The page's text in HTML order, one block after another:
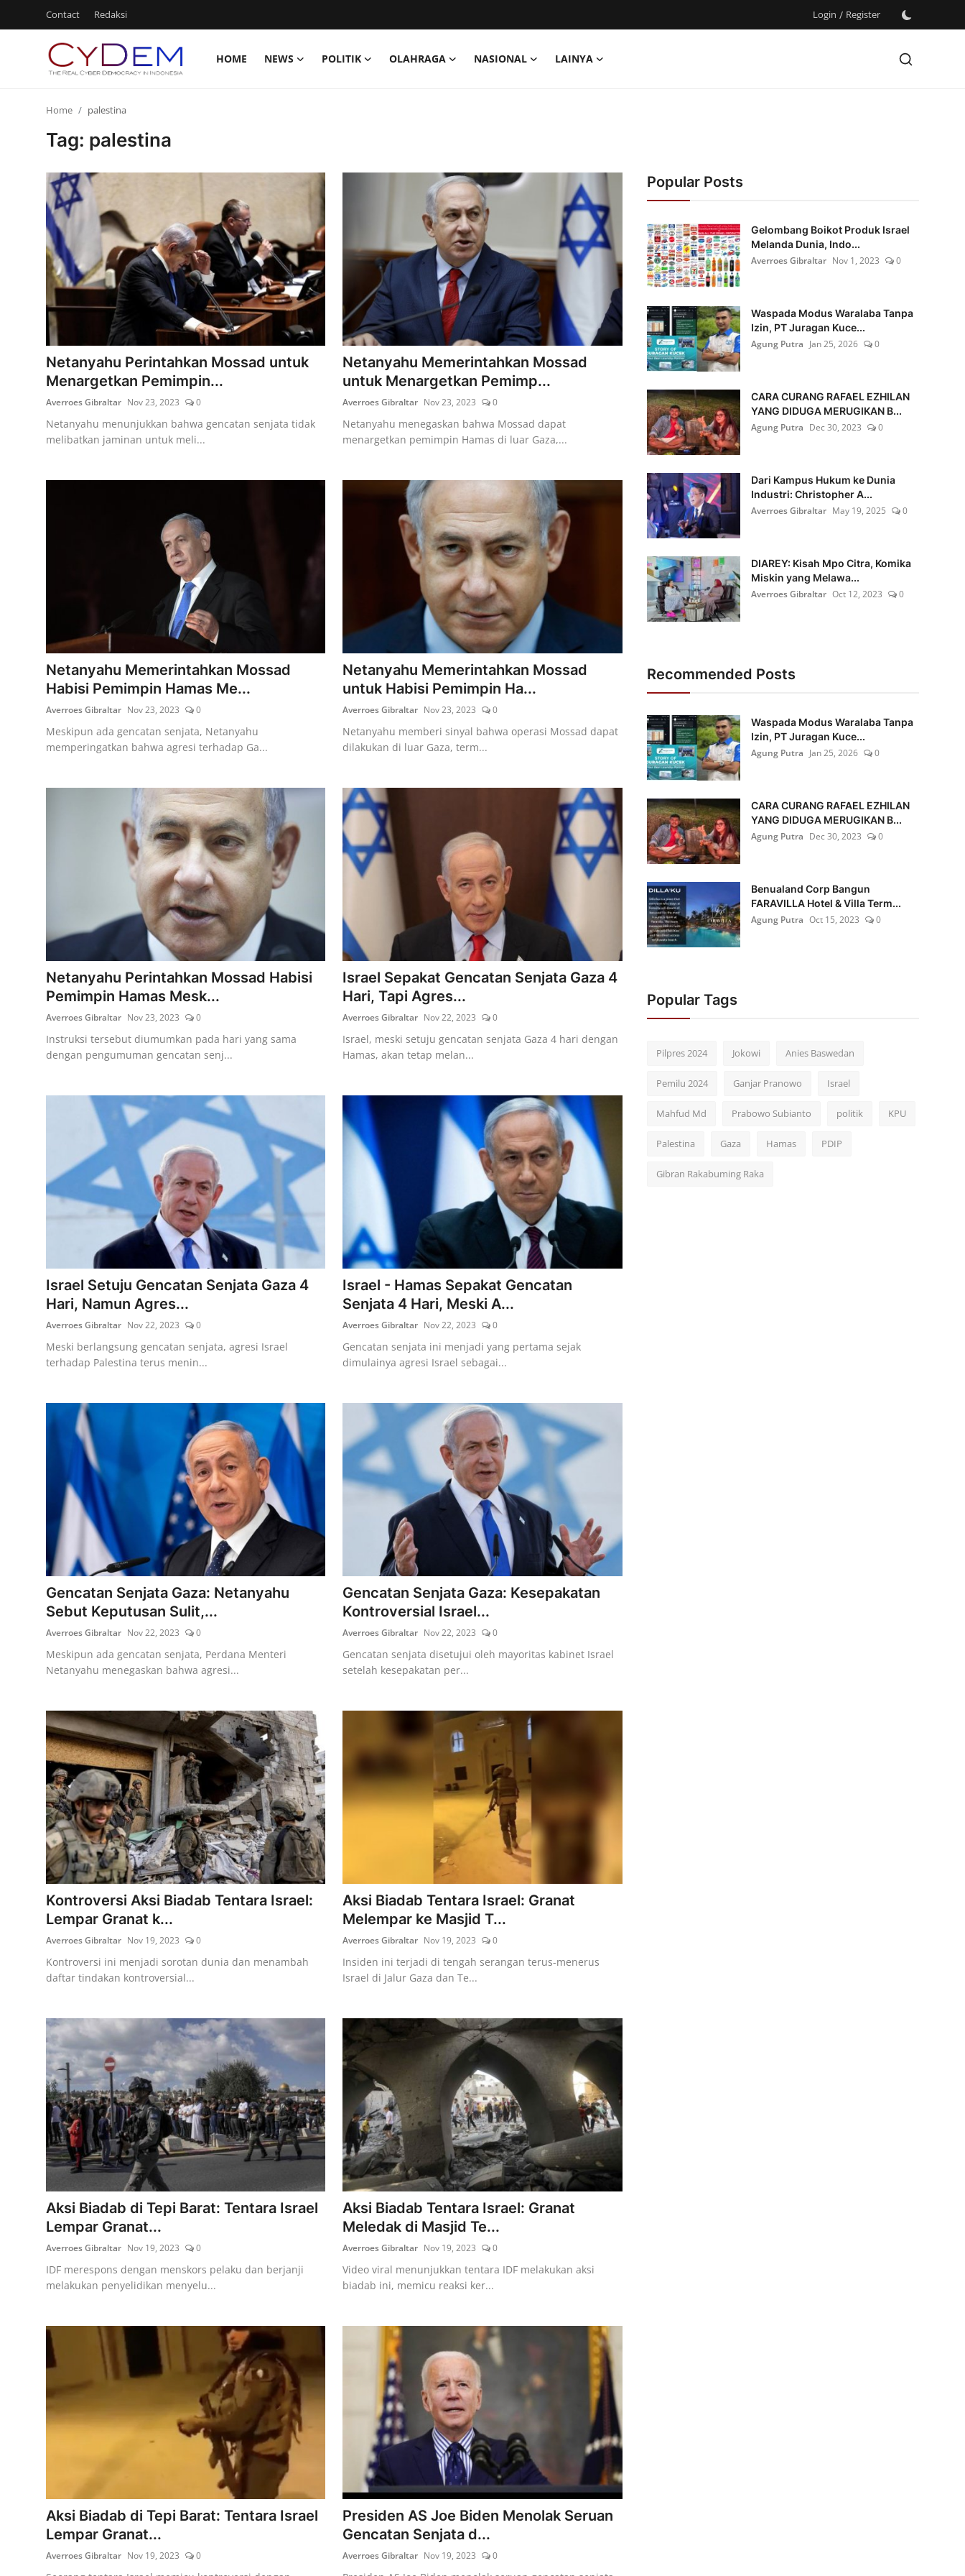
Contact Redaksi Login / Register
HOME NEWS POLITIK OLAHRAGA NASIONAL
LAINYA
Login
Register
Contact
Redaksi
Olahraga
Nasional
Home palestina
Tag: palestina
Netanyahu Perintahkan Mossad untuk
Menargetkan Pemimpin...
Averroes Gibraltar Nov 23, 2023 0
Netanyahu menunjukkan bahwa gencatan senjata tidak
melibatkan jaminan untuk meli...
Netanyahu Memerintahkan Mossad
untuk Menargetkan Pemimp...
Averroes Gibraltar Nov 23, 2023 0
Netanyahu menegaskan bahwa Mossad dapat
menargetkan pemimpin Hamas di luar Gaza,...
Netanyahu Memerintahkan Mossad
Habisi Pemimpin Hamas Me...
Averroes Gibraltar Nov 23, 2023 0
Meskipun ada gencatan senjata, Netanyahu
memperingatkan bahwa agresi terhadap Ga...
Netanyahu Memerintahkan Mossad
untuk Habisi Pemimpin Ha...
Averroes Gibraltar Nov 23, 2023 0
Netanyahu memberi sinyal bahwa operasi Mossad dapat
dilakukan di luar Gaza, term...
Netanyahu Perintahkan Mossad Habisi
Pemimpin Hamas Mesk...
Averroes Gibraltar Nov 23, 2023 0
Instruksi tersebut diumumkan pada hari yang sama
dengan pengumuman gencatan senj...
Israel Sepakat Gencatan Senjata Gaza 4
Hari, Tapi Agres...
Averroes Gibraltar Nov 22, 2023 0
Israel, meski setuju gencatan senjata Gaza 4 hari dengan
Hamas, akan tetap melan...
Israel Setuju Gencatan Senjata Gaza 4
Hari, Namun Agres...
Averroes Gibraltar Nov 22, 2023 0
Meski berlangsung gencatan senjata, agresi Israel
terhadap Palestina terus menin...
Israel - Hamas Sepakat Gencatan
Senjata 4 Hari, Meski A...
Averroes Gibraltar Nov 22, 2023 0
Gencatan senjata ini menjadi yang pertama sejak
dimulainya agresi Israel sebagai...
Gencatan Senjata Gaza: Netanyahu
Sebut Keputusan Sulit,...
Averroes Gibraltar Nov 22, 2023 0
Meskipun ada gencatan senjata, Perdana Menteri
Netanyahu menegaskan bahwa agresi...
Gencatan Senjata Gaza: Kesepakatan
Kontroversial Israel...
Averroes Gibraltar Nov 22, 2023 0
Gencatan senjata disetujui oleh mayoritas kabinet Israel
setelah kesepakatan per...
Kontroversi Aksi Biadab Tentara Israel:
Lempar Granat k...
Averroes Gibraltar Nov 19, 2023 0
Kontroversi ini menjadi sorotan dunia dan menambah
daftar tindakan kontroversial...
Aksi Biadab Tentara Israel: Granat
Melempar ke Masjid T...
Averroes Gibraltar Nov 19, 2023 0
Insiden ini terjadi di tengah serangan terus-menerus
Israel di Jalur Gaza dan Te...
Aksi Biadab di Tepi Barat: Tentara Israel
Lempar Granat...
Averroes Gibraltar Nov 19, 2023 0
IDF merespons dengan menskors pelaku dan berjanji
melakukan penyelidikan menyelu...
Aksi Biadab Tentara Israel: Granat
Meledak di Masjid Te...
Averroes Gibraltar Nov 19, 2023 0
Video viral menunjukkan tentara IDF melakukan aksi
biadab ini, memicu reaksi ker...
Aksi Biadab di Tepi Barat: Tentara Israel
Lempar Granat...
Averroes Gibraltar Nov 19, 2023 0
Presiden AS Joe Biden Menolak Seruan
Gencatan Senjata d...
Averroes Gibraltar Nov 19, 2023 0
Popular Posts
Gelombang Boikot Produk Israel
Melanda Dunia, Indo...
Averroes Gibraltar Nov 1, 2023 0
Waspada Modus Waralaba Tanpa
Izin, PT Juragan Kuce...
Agung Putra Jan 25, 2026 0
CARA CURANG RAFAEL EZHILAN
YANG DIDUGA MERUGIKAN B...
Agung Putra Dec 30, 2023 0
Dari Kampus Hukum ke Dunia
Industri: Christopher A...
Averroes Gibraltar May 19, 2025 0
DIAREY: Kisah Mpo Citra, Komika
Miskin yang Melawa...
Averroes Gibraltar Oct 12, 2023 0
Recommended Posts
Waspada Modus Waralaba Tanpa
Izin, PT Juragan Kuce...
Agung Putra Jan 25, 2026 0
CARA CURANG RAFAEL EZHILAN
YANG DIDUGA MERUGIKAN B...
Agung Putra Dec 30, 2023 0
Benualand Corp Bangun
FARAVILLA Hotel & Villa Term...
Agung Putra Oct 15, 2023 0
Popular Tags
Pilpres 2024 Jokowi Anies Baswedan
Pemilu 2024 Ganjar Pranowo Israel
Mahfud Md Prabowo Subianto politik KPU
Palestina Gaza Hamas PDIP
Gibran Rakabuming Raka